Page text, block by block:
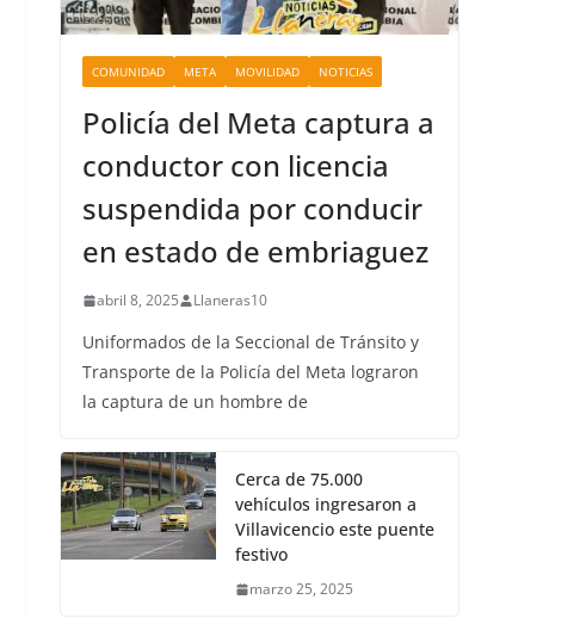
COMUNIDAD META MOVILIDAD NOTICIAS
Policía del Meta captura a
conductor con licencia
suspendida por conducir
en estado de embriaguez
abril 8, 2025 Llaneras10
Uniformados de la Seccional de Tránsito y
Transporte de la Policía del Meta lograron
la captura de un hombre de
Cerca de 75.000
vehículos ingresaron a
Villavicencio este puente
festivo
marzo 25, 2025